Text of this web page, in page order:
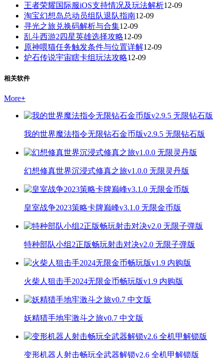
王者荣耀国际服iOS支持情况及玩法解析12-09
淘宝幻想岛总动员组队退队指南12-09
寻光之旅兑换码解析与合集12-09
乱斗西游2四星英雄选择攻略12-09
原神喂猫任务触发条件与位置详解12-09
炉石传说宇宙瞎卡组玩法攻略12-09
相关软件
More+
我的世界魔法指令无限钻石金币版v2.9.5 无限钻石版
幻想修真世界沉浸式修真之旅v1.0.0 无限灵丹版
皇室战争2023策略卡牌巅峰v3.1.0 无限金币版
特种部队小组2正版畅玩射击对决v2.0 无限子弹版
火柴人狙击手2024无限金币畅玩版v1.9 内购版
妖精猎手地牢激斗之旅v0.7 中文版
变形机器人射击畅玩全武器解锁v2.6 全机甲解锁版